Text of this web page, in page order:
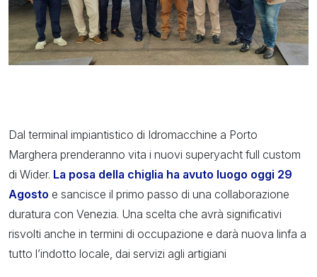
Dal terminal impiantistico di Idromacchine a Porto
Marghera prenderanno vita i nuovi superyacht full custom
di Wider. La posa della chiglia ha avuto luogo oggi 29
Agosto e sancisce il primo passo di una collaborazione
duratura con Venezia. Una scelta che avrà significativi
risvolti anche in termini di occupazione e darà nuova linfa a
tutto l’indotto locale, dai servizi agli artigiani